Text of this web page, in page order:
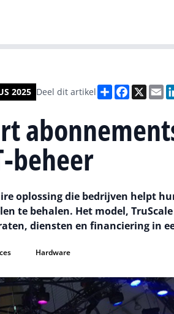
2025 Deel dit artikel DeelFacebook
X
beheer
oplossing die bedrijven helpt
te behalen. Het model, TruScale
diensten en financiering in
Hardware